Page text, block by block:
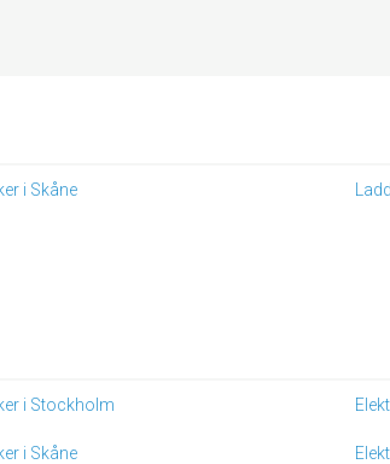
i Skåne
i Stockholm
i Skåne